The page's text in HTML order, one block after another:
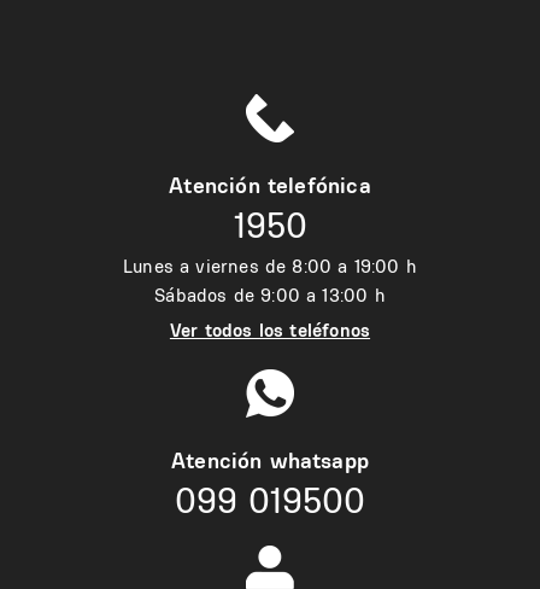
Atención telefónica
1950
Lunes a viernes de 8:00 a 19:00 h
Sábados de 9:00 a 13:00 h
Ver todos los teléfonos
Atención whatsapp
099 019500